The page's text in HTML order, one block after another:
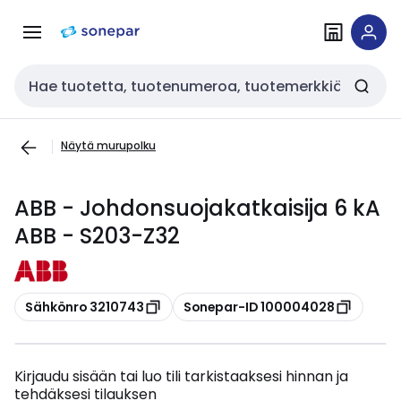
navigointiinsisältöön
Haku
Näytä murupolku
ABB - Johdonsuojakatkaisija 6 kA
ABB - S203-Z32
Kopioi
Sähkönro 3210743 Kopioi
Sonepar-ID 100004028
Kirjaudu sisään tai luo tili tarkistaaksesi hinnan ja
tehdäksesi tilauksen